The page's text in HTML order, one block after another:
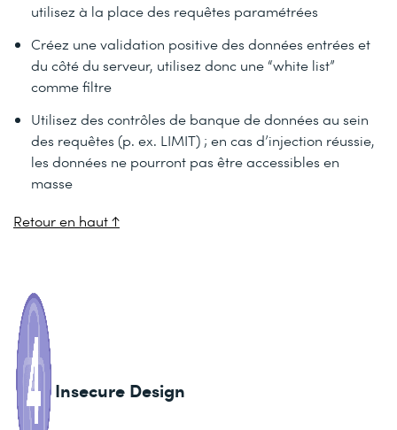
utilisez à la place des requêtes paramétrées
Créez une validation positive des données entrées et
du côté du serveur, utilisez donc une “white list”
comme filtre
Utilisez des contrôles de banque de données au sein
des requêtes (p. ex. LIMIT) ; en cas d’injection réussie,
les données ne pourront pas être accessibles en
masse
Retour en haut ↑
Insecure Design